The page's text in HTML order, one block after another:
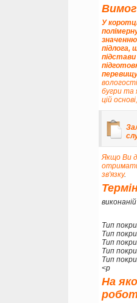
У
значенню
підлога,
бугри та
цій
Якщо Ви
зв'язку.
Тип
Тип
Тип
Тип
Тип
<p
На